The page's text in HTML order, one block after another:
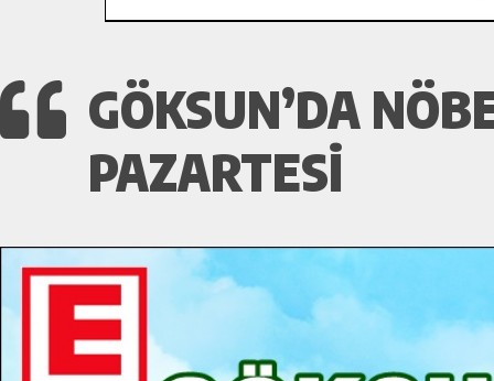
GÖKSUN’DA
PAZARTESI